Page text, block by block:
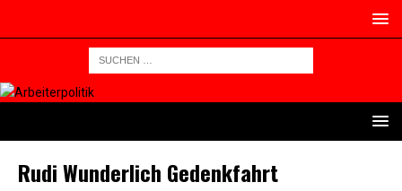
Rudi Wunderlich Gedenkfahrt